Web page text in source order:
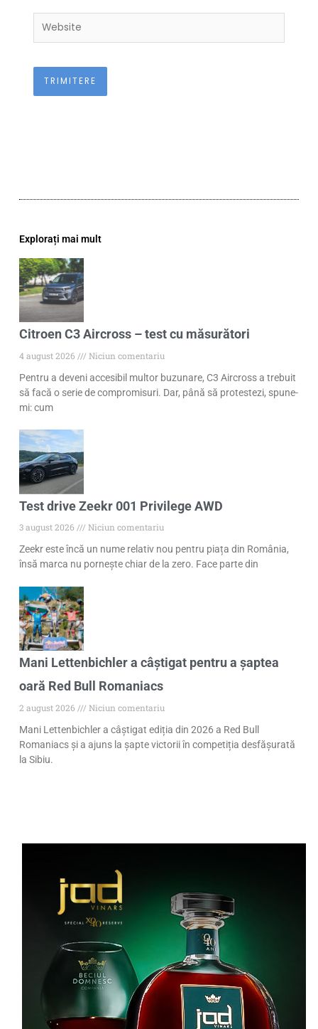
Website
Explorați mai mult
Citroen C3 Aircross – test cu măsurători
4 august 2026
Niciun comentariu
Pentru a deveni accesibil multor buzunare, C3 Aircross a trebuit
să facă o serie de compromisuri. Dar, până să protestezi, spune-
mi: cum
Test drive Zeekr 001 Privilege AWD
3 august 2026
Niciun comentariu
Zeekr este încă un nume relativ nou pentru piața din România,
însă marca nu pornește chiar de la zero. Face parte din
Mani Lettenbichler a câștigat pentru a șaptea
oară Red Bull Romaniacs
2 august 2026
Niciun comentariu
Mani Lettenbichler a câștigat ediția din 2026 a Red Bull
Romaniacs și a ajuns la șapte victorii în competiția desfășurată
la Sibiu.